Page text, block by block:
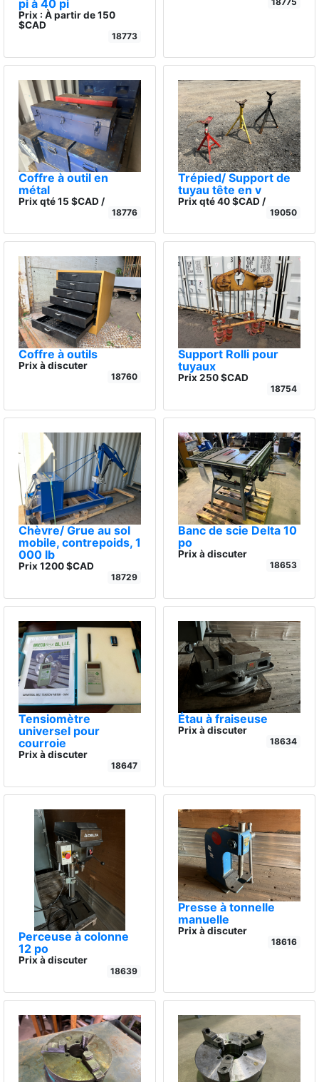
pi à 40 pi
Prix : À partir de 150
$CAD
18773
Coffre à outil en
métal
Prix qté 15 $CAD /
18776
Trépied/ Support de
tuyau tête en v
Prix qté 40 $CAD /
19050
Coffre à outils
Prix à discuter
18760
Support Rolli pour
tuyaux
Prix 250 $CAD
18754
Chèvre/ Grue au sol
mobile, contrepoids, 1
000 lb
Prix 1200 $CAD
18729
Banc de scie Delta 10
po
Prix à discuter
18653
Tensiomètre
universel pour
courroie
Prix à discuter
18647
Étau à fraiseuse
Prix à discuter
18634
Perceuse à colonne
12 po
Prix à discuter
18639
Presse à tonnelle
manuelle
Prix à discuter
18616